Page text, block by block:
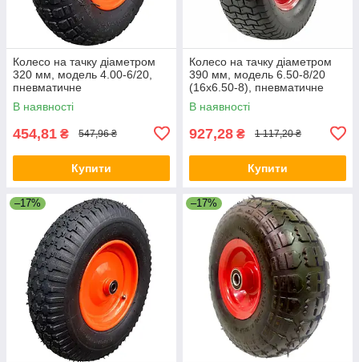
Колесо на тачку діаметром
320 мм, модель 4.00-6/20,
пневматичне
В наявності
454,81 ₴ 547,96 ₴
Купити
Колесо на тачку діаметром
390 мм, модель 6.50-8/20
(16x6.50-8), пневматичне
В наявності
927,28 ₴ 1 117,20 ₴
Купити
–17% –17%